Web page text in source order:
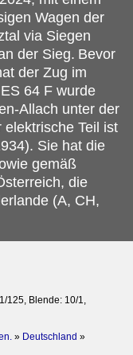
Wagen der
via Siegen
der Sieg. Bevor
der Zug im
64 F wurde
Allach unter der
Teil ist
Sie hat die
gemäß
die
(A, CH,
125, Blende: 10/1,
» Deutschland »